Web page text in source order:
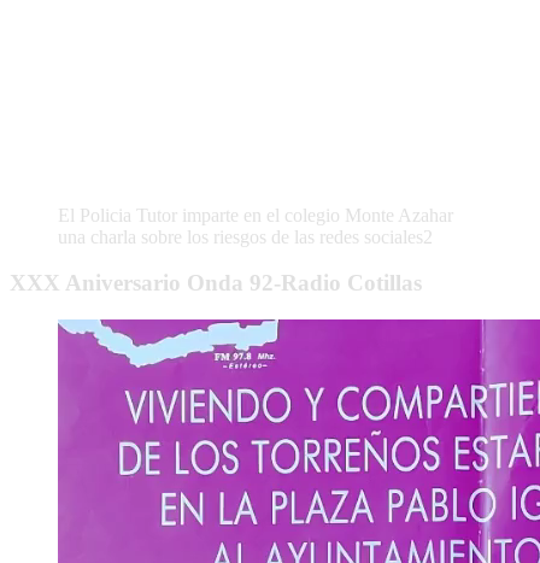
El Policia Tutor imparte en el colegio Monte Azahar
una charla sobre los riesgos de las redes sociales2
XXX Aniversario Onda 92-Radio Cotillas